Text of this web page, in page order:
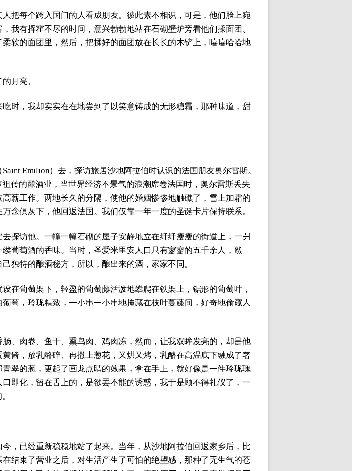
把每个跨入国门的人看成朋友。彼此素不相识，可是，他们脸上宛
我有挥霍不尽的时间，意兴勃勃地站在石砌壁炉旁看他们揉面团、
软的面团里，然后，把揉好的面团放在长长的木铲上，嘻嘻哈哈地
月亮。
时，我却实实在在地尝到了以笑意铸成的无形糖霜，那种味道，甜
Emilion）去，探访旅居沙地阿拉伯时认识的法国朋友奥尔雷斯。
传的酿酒业，当世界经济不景气的浪潮席卷法国时，奥尔雷斯丢失
薪工作。两地长久的分隔，使他的婚姻惨惨地触礁了，雪上加霜的
念俱灰下，他回返法国。我们仅靠一年一度的圣诞卡片保持联系。
探访他。一幢一幢石砌的屋子安静地立在纤纤瘦瘦的街道上，一爿
葡萄酒的香味。当时，圣爱米里安人口只有寥寥的五千余人，然
独特的酿酒秘方，所以，酿出来的酒，家家不同。
在葡萄架下，轻盈的葡萄藤活泼地攀爬在铁架上，锯形的葡萄叶，
萄，玲珑精致，一小串一小串地掩藏在枝叶蔓藤间，好奇地偷窥人
、肉卷、鱼干、熏鸟肉、鸡肉冻，然而，让我双眸发亮的，却是他
酱，放乳酪碎、再撒上葱花，又烘又烤，乳酪在高温底下融成了奢
翠的葱，更起了画龙点睛的效果，拿在手上，就好像是一件玲珑瑰
即化，留在舌上的，是欲罢不能的诱惑，我于是顾不得礼仪了，一
，已经重新稳稳地站了起来。当年，从沙地阿拉伯回返家乡后，比
结束了营业之后，对生活产生了可怕的绝望感，那种了无生气的苍